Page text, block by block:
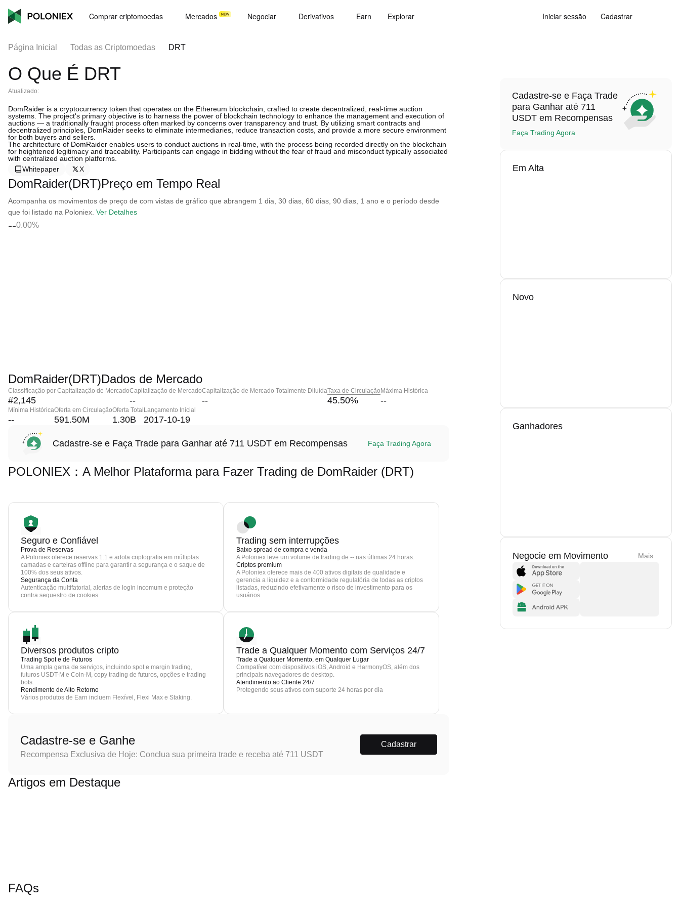
Comprar criptomoedas Mercados Negociar Derivativos Earn Explorar Iniciar sessão Cadastrar
Página Inicial Todas as Criptomoedas DRT
O Que É DRT
Atualizado:
DomRaider is a cryptocurrency token that operates on the Ethereum blockchain, crafted to create decentralized, real-time auction
systems. The project's primary objective is to harness the power of blockchain technology to enhance the management and execution of
auctions — a traditionally fraught process often marked by concerns over transparency and trust. By utilizing smart contracts and
decentralized principles, DomRaider seeks to eliminate intermediaries, reduce transaction costs, and provide a more secure environment
for both buyers and sellers.
The architecture of DomRaider enables users to conduct auctions in real-time, with the process being recorded directly on the blockchain
for heightened legitimacy and traceability. Participants can engage in bidding without the fear of fraud and misconduct typically associated
with centralized auction platforms.
Whitepaper
X
DomRaider(DRT)Preço em Tempo Real
Acompanha os movimentos de preço de com vistas de gráfico que abrangem 1 dia, 30 dias, 60 dias, 90 dias, 1 ano e o período desde
que foi listado na Poloniex. Ver Detalhes
--0.00%
DomRaider(DRT)Dados de Mercado
Classificação por Capitalização de Mercado
#2,145
Capitalização de Mercado
--
Capitalização de Mercado Totalmente Diluída
--
Taxa de Circulação
45.50%
Máxima Histórica
--
Mínima Histórica
--
Oferta em Circulação
591.50M
Oferta Total
1.30B
Lançamento Inicial
2017-10-19
Cadastre-se e Faça Trade para Ganhar até 711 USDT em Recompensas Faça Trading Agora
POLONIEX：A Melhor Plataforma para Fazer Trading de DomRaider (DRT)
Seguro e Confiável
Prova de Reservas
A Poloniex oferece reservas 1:1 e adota criptografia em múltiplas
camadas e carteiras offline para garantir a segurança e o saque de
100% dos seus ativos.
Segurança da Conta
Autenticação multifatorial, alertas de login incomum e proteção
contra sequestro de cookies
Trading sem interrupções
Baixo spread de compra e venda
A Poloniex teve um volume de trading de -- nas últimas 24 horas.
Criptos premium
A Poloniex oferece mais de 400 ativos digitais de qualidade e
gerencia a liquidez e a conformidade regulatória de todas as criptos
listadas, reduzindo efetivamente o risco de investimento para os
usuários.
Diversos produtos cripto
Trading Spot e de Futuros
Uma ampla gama de serviços, incluindo spot e margin trading,
futuros USDT-M e Coin-M, copy trading de futuros, opções e trading
bots.
Rendimento de Alto Retorno
Vários produtos de Earn incluem Flexível, Flexi Max e Staking.
Trade a Qualquer Momento com Serviços 24/7
Trade a Qualquer Momento, em Qualquer Lugar
Compatível com dispositivos iOS, Android e HarmonyOS, além dos
principais navegadores de desktop.
Atendimento ao Cliente 24/7
Protegendo seus ativos com suporte 24 horas por dia
Cadastre-se e Ganhe
Recompensa Exclusiva de Hoje: Conclua sua primeira trade e receba até 711 USDT
Cadastrar
Artigos em Destaque
FAQs
Cadastre-se e Faça Trade
para Ganhar até 711
USDT em Recompensas
Faça Trading Agora
Em Alta
Novo
Ganhadores
Negocie em Movimento Mais